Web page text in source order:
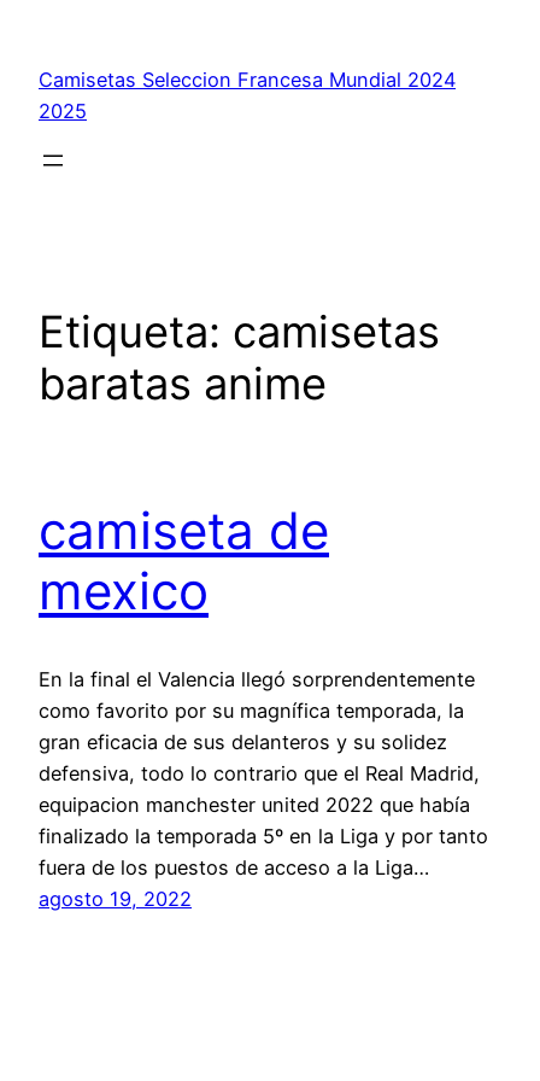
contenido
Camisetas Seleccion Francesa Mundial 2024
2025
Etiqueta: camisetas
baratas anime
camiseta de
mexico
En la final el Valencia llegó sorprendentemente
como favorito por su magnífica temporada, la
gran eficacia de sus delanteros y su solidez
defensiva, todo lo contrario que el Real Madrid,
equipacion manchester united 2022 que había
finalizado la temporada 5º en la Liga y por tanto
fuera de los puestos de acceso a la Liga…
agosto 19, 2022